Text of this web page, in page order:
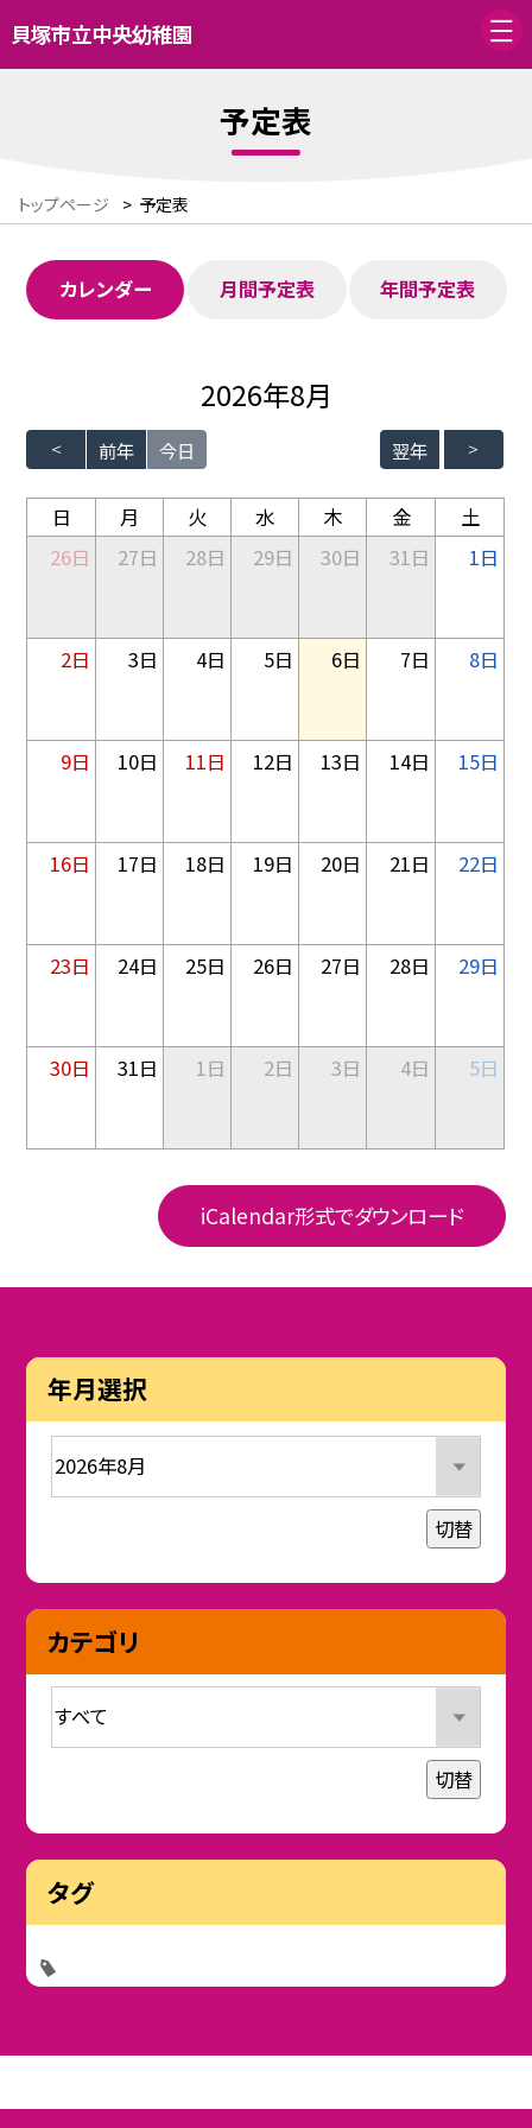
貝塚市立中央幼稚園
予定表
トップページ > 予定表
カレンダー 月間予定表 年間予定表
前年 今日
2026年8月
翌年
日 月 火 水 木 金
土
26日
27日 28日 29日 30日 31日 1日
2日 3日 4日 5日 6日 7日 8日
9日 10日 11日 12日 13日 14日 15日
16日 17日 18日 19日 20日 21日 22日
23日 24日 25日 26日 27日 28日 29日
30日 31日 1日 2日 3日 4日 5日
iCalendar形式でダウンロード
年月選択
切替
カテゴリ
切替
タグ